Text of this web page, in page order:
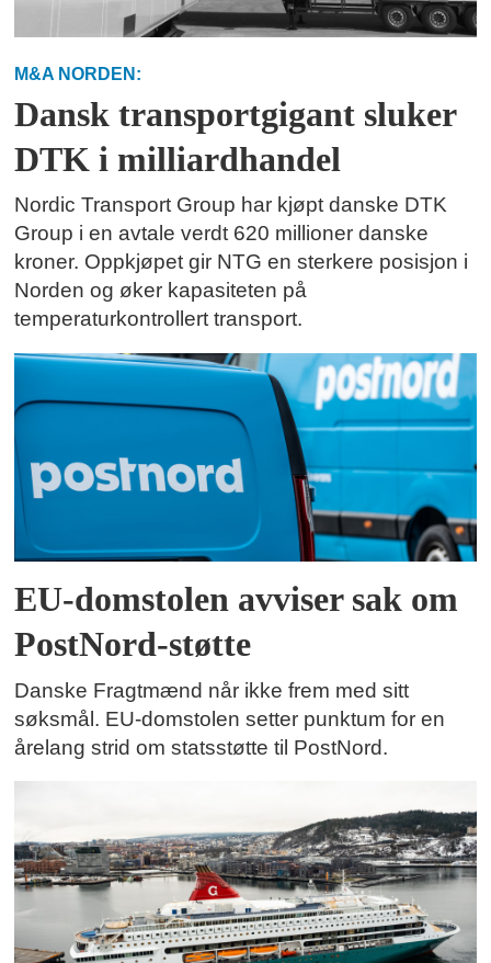
M&A NORDEN:
Dansk transportgigant sluker
DTK i milliardhandel
Nordic Transport Group har kjøpt danske DTK
Group i en avtale verdt 620 millioner danske
kroner. Oppkjøpet gir NTG en sterkere posisjon i
Norden og øker kapasiteten på
temperaturkontrollert transport.
EU-domstolen avviser sak om
PostNord-støtte
Danske Fragtmænd når ikke frem med sitt
søksmål. EU-domstolen setter punktum for en
årelang strid om statsstøtte til PostNord.